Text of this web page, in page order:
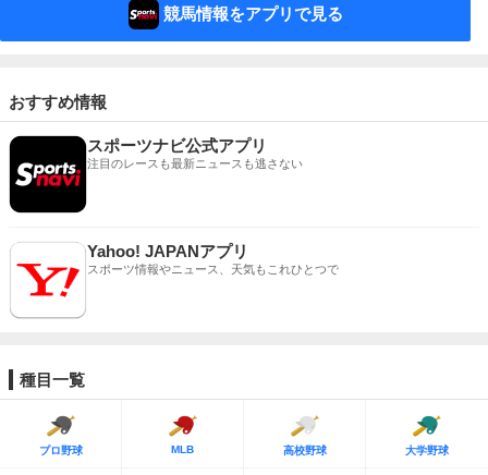
競馬情報をアプリで見る
おすすめ情報
スポーツナビ公式アプリ
注目のレースも最新ニュースも逃さない
Yahoo! JAPANアプリ
スポーツ情報やニュース、天気もこれひとつで
種目一覧
プロ野球 MLB 高校野球 大学野球